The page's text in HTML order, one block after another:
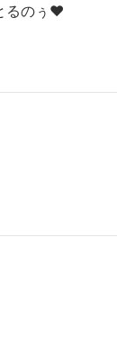
るのぅ❤️